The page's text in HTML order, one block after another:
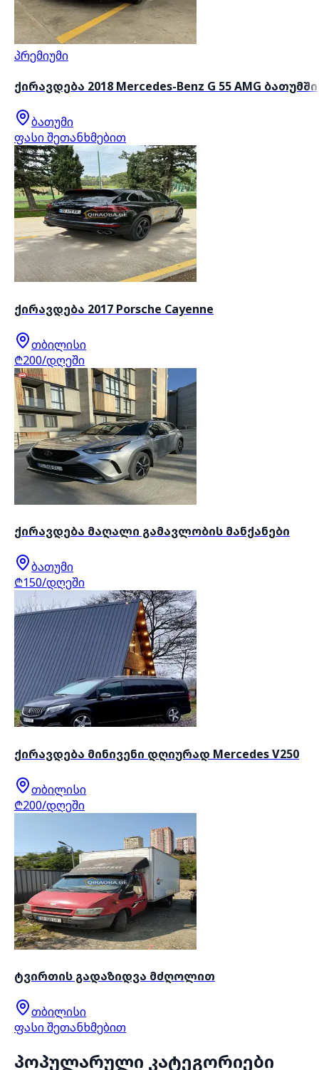
პრემიუმი
ქირავდება 2018 Mercedes-Benz G 55 AMG ბათუმში
ბათუმი
ფასი შეთანხმებით
ქირავდება 2017 Porsche Cayenne
თბილისი
₾200/დღეში
ქირავდება მაღალი გამავლობის მანქანები
ბათუმი
₾150/დღეში
ქირავდება მინივენი დღიურად Mercedes V250
თბილისი
₾200/დღეში
ტვირთის გადაზიდვა მძღოლით
თბილისი
ფასი შეთანხმებით
პოპულარული კატეგორიები